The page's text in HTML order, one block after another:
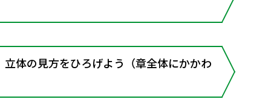
体の見方をひろげよう（章全体にかかわ